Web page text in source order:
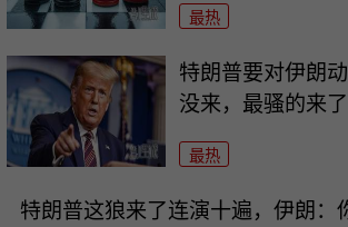
最热
特朗普要对伊朗
没来，最骚的来了
最热
特朗普这狼来了连演十遍，伊朗：